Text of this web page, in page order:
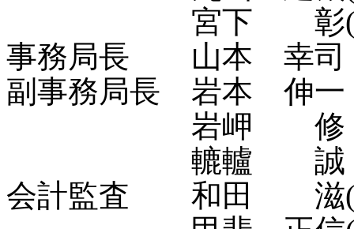
宮下 彰(全郵
事務局長 山本 幸司
副事務局長 岩本 伸一
岩岬 修
轆轤 誠
会計監査 和田 滋(